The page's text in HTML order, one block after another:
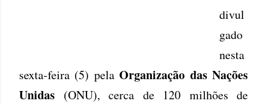
divul
gado
nesta
sexta-feira (5) pelaOrganização das Nações
Unidas (ONU), cerca de 120 milhões de